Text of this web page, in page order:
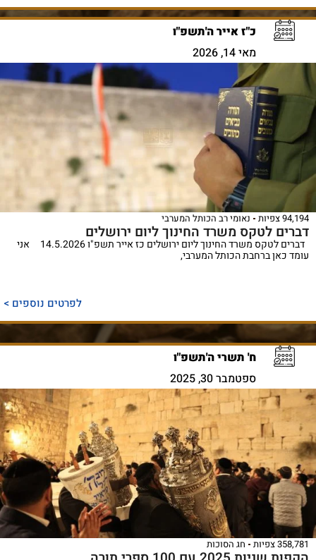
כ"ז אייר ה'תשפ"ו
מאי 14, 2026
94,194 צפיות נאומי רב הכותל המערבי
דברים לטקס משרד החינוך ליום ירושלים
דברים לטקס משרד החינוך ליום ירושלים כז אייר תשפ"ו 14.5.2026 אני
עומד כאן ברחבת הכותל המערבי,
לפרטים נוספים >
ח' תשרי ה'תשפ"ו
ספטמבר 30, 2025
358,781 צפיות חג הסוכות